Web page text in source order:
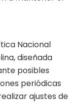
Nacional
diseñada
posibles
periódicas
ajustes de